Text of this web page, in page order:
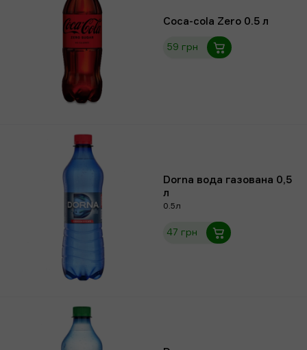
Coca-cola Zero 0.5 л
59 грн
Dorna вода газована 0,5
л
0.5л
47 грн